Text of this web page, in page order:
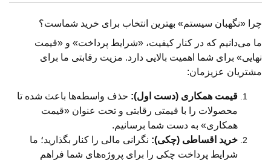
چرا «نگهبان سیستم» بهترین انتخاب برای خرید شماست؟
ما می‌دانیم که در کنار کیفیت، «شرایط پرداخت» و «قیمت
نهایی» برای شما اهمیت بالایی دارد. مزیت رقابتی ما برای
مشتریان عزیزمان:
قیمت همکاری (دست اول): حذف واسطه‌ها باعث شده تا
محصولات را با قیمتی رقابتی و تحت عنوان «قیمت
همکاری» به دست شما برسانیم.
خرید اقساطی (چکی): نگرانی مالی را کنار بگذارید؛ ما
شرایط پرداخت چکی را برای پروژه‌های شما فراهم